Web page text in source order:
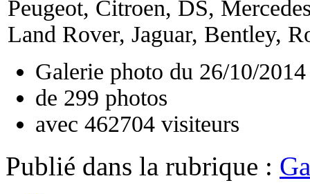
Peugeot, Citroen, DS,
Land Rover, Jaguar, Bentley,
Galerie photo du 26/10/2014
de 299 photos
avec 462704 visiteurs
Publié dans la rubrique :